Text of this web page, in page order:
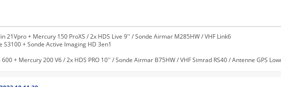
21Vpro + Mercury 150 ProXS / 2x HDS Live 9'' / Sonde Airmar M285HW / VHF Link6
S3100 + Sonde Active Imaging HD 3en1
+ Mercury 200 V6 / 2x HDS PRO 10'' / Sonde Airmar B75HW / VHF Simrad RS40 / Antenne GPS